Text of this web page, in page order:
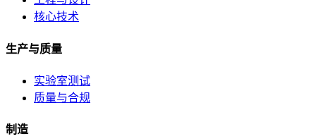
核心技术
生产与质量
实验室测试
质量与合规
制造